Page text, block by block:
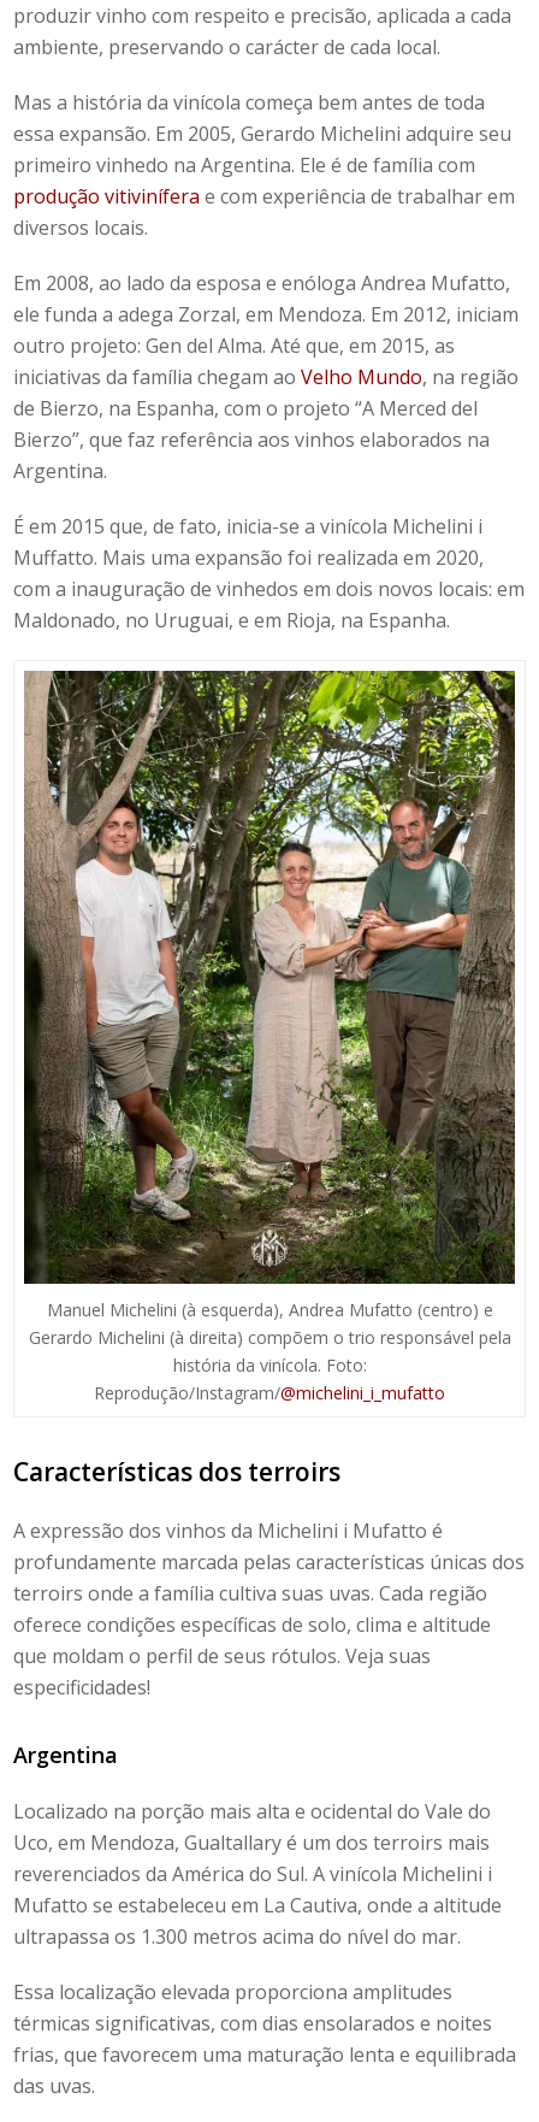
produzir vinho com respeito e precisão, aplicada a cada
ambiente, preservando o carácter de cada local.
Mas a história da vinícola começa bem antes de toda
essa expansão. Em 2005, Gerardo Michelini adquire seu
primeiro vinhedo na Argentina. Ele é de família com
produção vitivinífera e com experiência de trabalhar em
diversos locais.
Em 2008, ao lado da esposa e enóloga Andrea Mufatto,
ele funda a adega Zorzal, em Mendoza. Em 2012, iniciam
outro projeto: Gen del Alma. Até que, em 2015, as
iniciativas da família chegam aoVelho Mundo, na região
de Bierzo, na Espanha, com o projeto “A Merced del
Bierzo”, que faz referência aos vinhos elaborados na
Argentina.
É em 2015 que, de fato, inicia-se a vinícola Michelini i
Muffatto. Mais uma expansão foi realizada em 2020,
com a inauguração de vinhedos em dois novos locais: em
Maldonado, no Uruguai, e em Rioja, na Espanha.
Manuel Michelini (à esquerda), Andrea Mufatto (centro) e
Gerardo Michelini (à direita) compõem o trio responsável pela
história da vinícola. Foto:
Reprodução/Instagram/@michelini_i_mufatto
Características dos terroirs
A expressão dos vinhos da Michelini i Mufatto é
profundamente marcada pelas características únicas dos
terroirs onde a família cultiva suas uvas. Cada região
oferece condições específicas de solo, clima e altitude
que moldam o perfil de seus rótulos. Veja suas
especificidades!
Argentina
Localizado na porção mais alta e ocidental do Vale do
Uco, em Mendoza, Gualtallary é um dos terroirs mais
reverenciados da América do Sul. A vinícola Michelini i
Mufatto se estabeleceu em La Cautiva, onde a altitude
ultrapassa os 1.300 metros acima do nível do mar.
Essa localização elevada proporciona amplitudes
térmicas significativas, com dias ensolarados e noites
frias, que favorecem uma maturação lenta e equilibrada
das uvas.